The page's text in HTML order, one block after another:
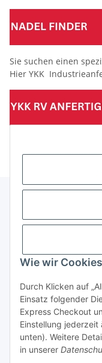
Wie wir
Durch Klicken auf
Einsatz folgender
Express Checkout
Einstellung
unten). Weitere
in unserer
Sie suchen einen
Hier YKK
(Mindesttabnahmemenge 10
Informationen
Gesetzliche